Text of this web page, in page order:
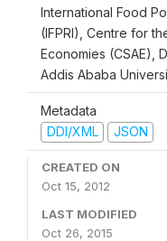
International Food
(IFPRI), Centre for
Economies (CSAE),
Addis Ababa
Metadata
DDI/XML
JSON
CREATED ON
Oct 15, 2012
LAST MODIFIED
Oct 26, 2015